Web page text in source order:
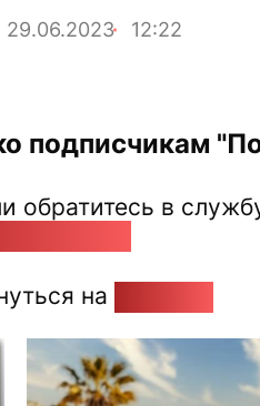
29.06.2023 12:22
подписчикам
обратитесь в
на